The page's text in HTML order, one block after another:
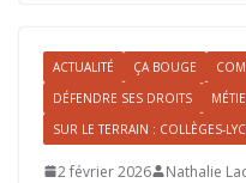
o
o
k
o
n
ACTUALITÉ ÇA BOUGE
DÉFENDRE SES DROITS
SUR LE TERRAIN : COLLÈGES-
2 février 2026 Nathalie